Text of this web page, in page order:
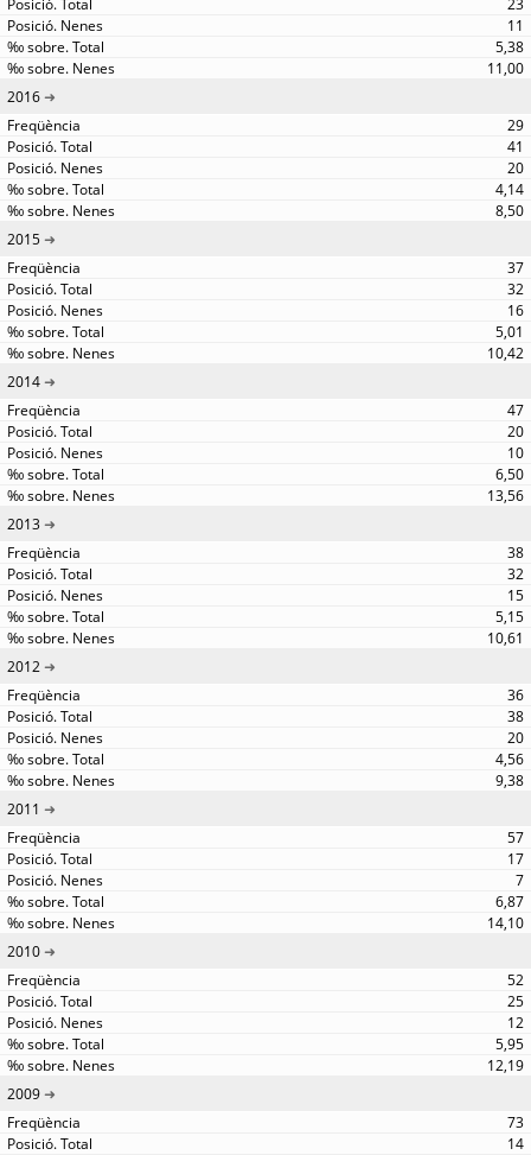
23
11
5,38
11,00
2016
29
41
20
4,14
8,50
2015
37
32
16
5,01
10,42
2014
47
20
10
6,50
13,56
2013
38
32
15
5,15
10,61
2012
36
38
20
4,56
9,38
2011
57
17
7
6,87
14,10
2010
52
25
12
5,95
12,19
2009
73
14